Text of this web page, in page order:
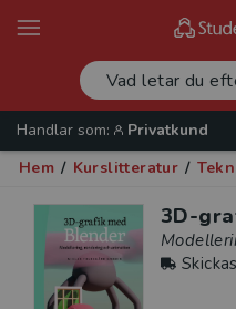
Handlar som:
Privatkund
Hem / Kurslitteratur /
3D-